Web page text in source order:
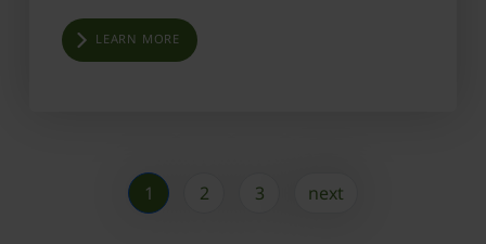
LEARN MORE
1 2 3 next